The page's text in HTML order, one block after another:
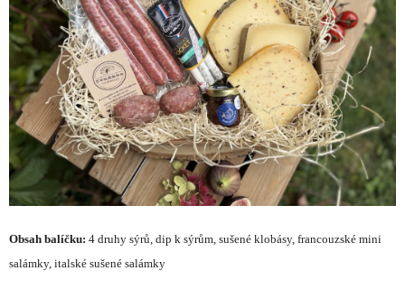
Obsah balíčku: 4 druhy sýrů, dip k sýrům, sušené klobásy, francouzské mini
salámky, italské sušené salámky
z
5
hvězdiček.